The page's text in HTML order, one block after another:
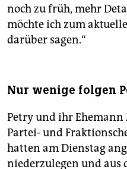
noch zu früh, mehr
möchte ich zum
darüber sagen.“
Nur wenige folgen
Petry und ihr
Partei- und
hatten am Dienstag
niederzulegen und aus